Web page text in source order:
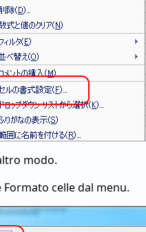
modo.
celle dal menu.